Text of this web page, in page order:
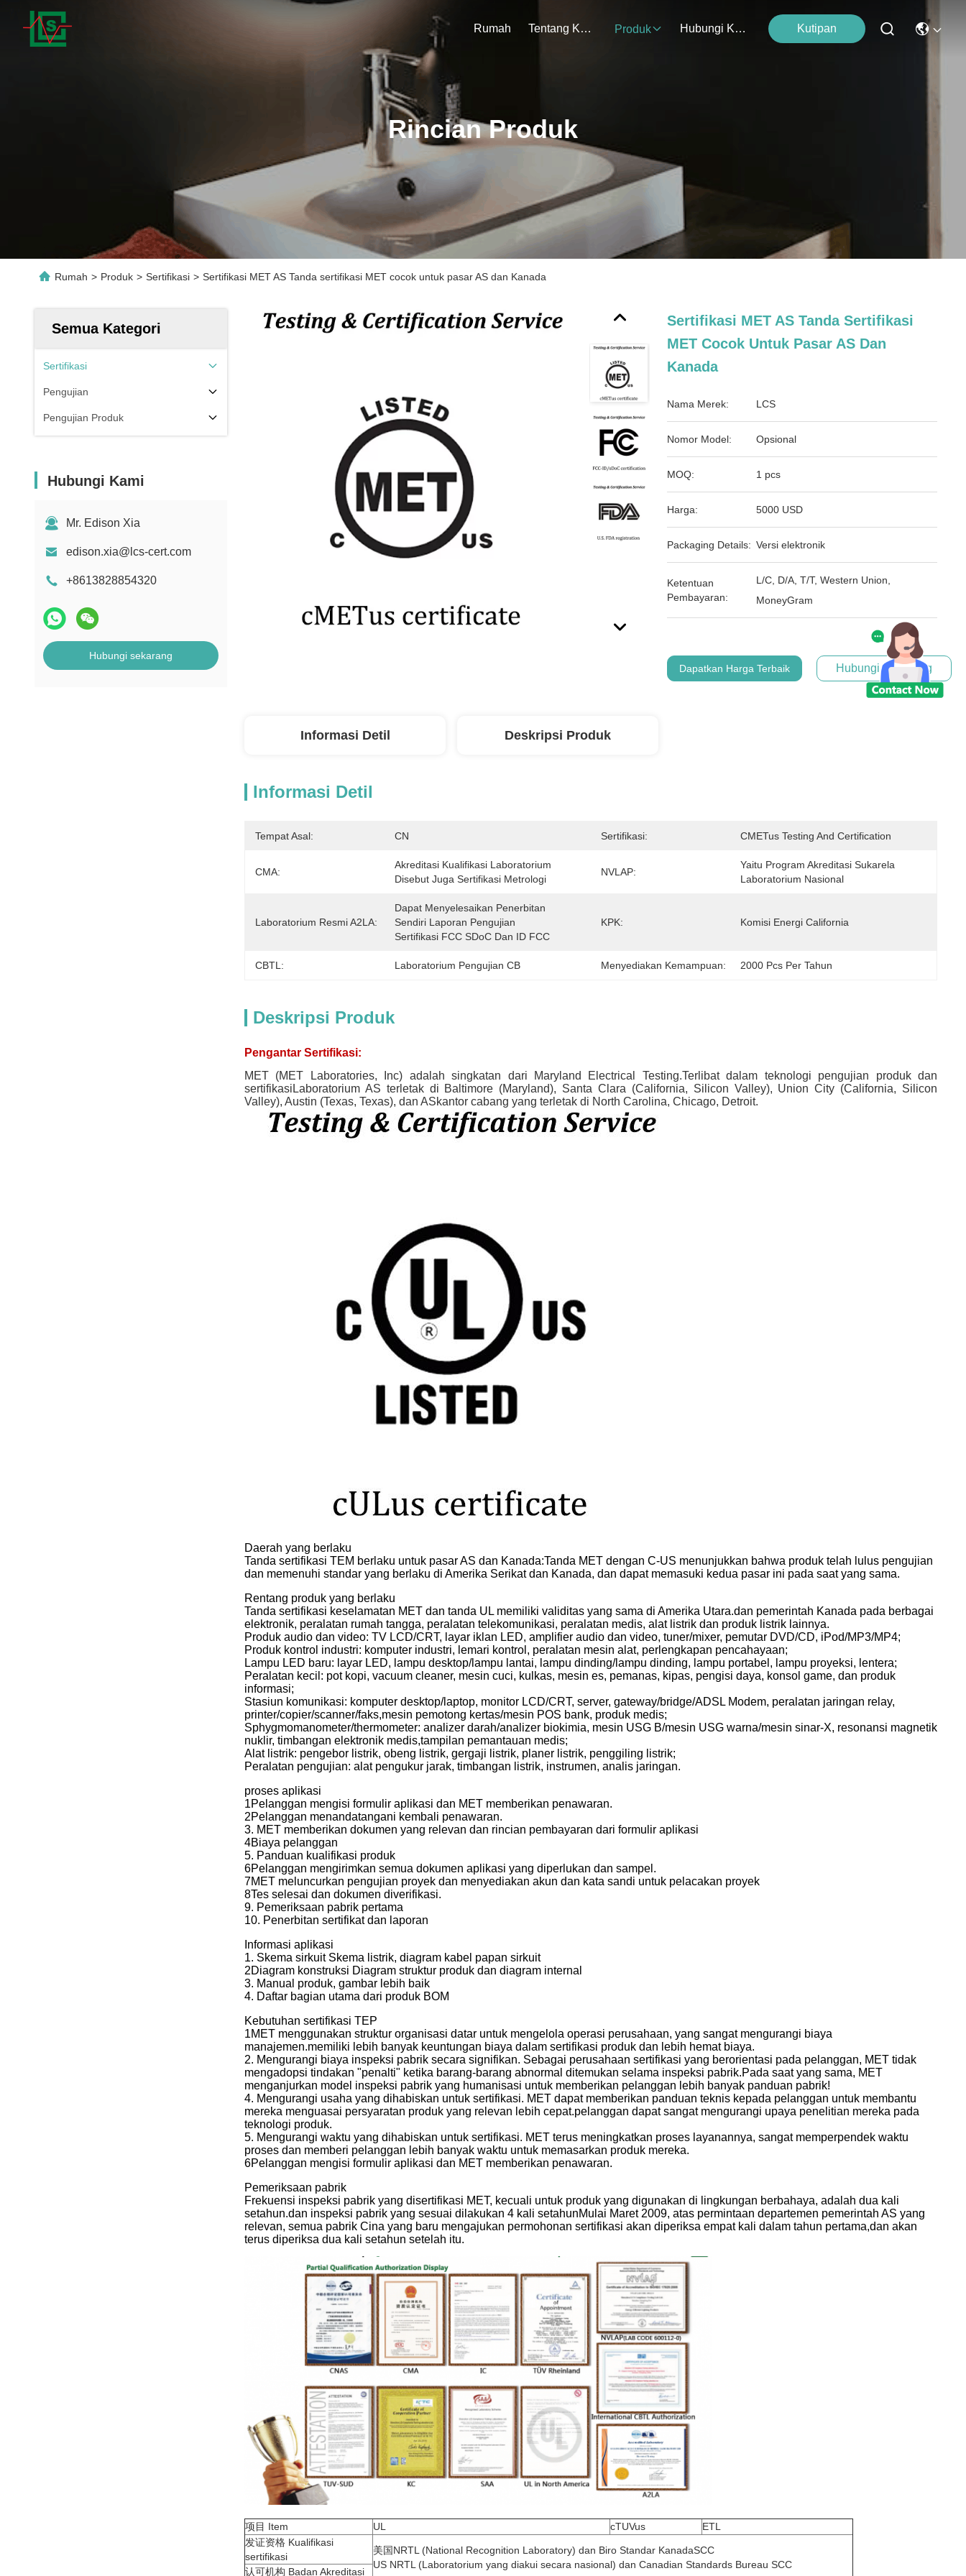
Rumah Tentang Kami Produk Hubungi Kami Kutipan
Rincian Produk
Rumah > Produk > Sertifikasi > Sertifikasi MET AS Tanda sertifikasi MET cocok untuk pasar AS dan Kanada
Semua Kategori
Sertifikasi
Pengujian
Pengujian Produk
Hubungi Kami
Mr. Edison Xia
edison.xia@lcs-cert.com
+8613828854320
Hubungi sekarang
Sertifikasi MET AS Tanda Sertifikasi
MET Cocok Untuk Pasar AS Dan
Kanada
Nama Merek: LCS
Nomor Model: Opsional
MOQ: 1 pcs
Harga: 5000 USD
Packaging Details: Versi elektronik
Ketentuan
Pembayaran:
L/C, D/A, T/T, Western Union,
MoneyGram
Dapatkan Harga Terbaik Hubungi Sekarang
Informasi Detil Deskripsi Produk
Informasi Detil
Tempat Asal: CN Sertifikasi: CMETus Testing And Certification
CMA:
Akreditasi Kualifikasi Laboratorium
Disebut Juga Sertifikasi Metrologi
NVLAP:
Yaitu Program Akreditasi Sukarela
Laboratorium Nasional
Laboratorium Resmi A2LA:
Dapat Menyelesaikan Penerbitan
Sendiri Laporan Pengujian
Sertifikasi FCC SDoC Dan ID FCC
KPK: Komisi Energi California
CBTL: Laboratorium Pengujian CB Menyediakan Kemampuan: 2000 Pcs Per Tahun
Deskripsi Produk
Pengantar Sertifikasi:
MET (MET Laboratories, Inc) adalah singkatan dari Maryland Electrical Testing.Terlibat dalam teknologi pengujian produk dan
sertifikasiLaboratorium AS terletak di Baltimore (Maryland), Santa Clara (California, Silicon Valley), Union City (California, Silicon
Valley), Austin (Texas, Texas), dan ASkantor cabang yang terletak di North Carolina, Chicago, Detroit.
Daerah yang berlaku
Tanda sertifikasi TEM berlaku untuk pasar AS dan Kanada:Tanda MET dengan C-US menunjukkan bahwa produk telah lulus pengujian
dan memenuhi standar yang berlaku di Amerika Serikat dan Kanada, dan dapat memasuki kedua pasar ini pada saat yang sama.
Rentang produk yang berlaku
Tanda sertifikasi keselamatan MET dan tanda UL memiliki validitas yang sama di Amerika Utara.dan pemerintah Kanada pada berbagai
elektronik, peralatan rumah tangga, peralatan telekomunikasi, peralatan medis, alat listrik dan produk listrik lainnya.
Produk audio dan video: TV LCD/CRT, layar iklan LED, amplifier audio dan video, tuner/mixer, pemutar DVD/CD, iPod/MP3/MP4;
Produk kontrol industri: komputer industri, lemari kontrol, peralatan mesin alat, perlengkapan pencahayaan;
Lampu LED baru: layar LED, lampu desktop/lampu lantai, lampu dinding/lampu dinding, lampu portabel, lampu proyeksi, lentera;
Peralatan kecil: pot kopi, vacuum cleaner, mesin cuci, kulkas, mesin es, pemanas, kipas, pengisi daya, konsol game, dan produk
informasi;
Stasiun komunikasi: komputer desktop/laptop, monitor LCD/CRT, server, gateway/bridge/ADSL Modem, peralatan jaringan relay,
printer/copier/scanner/faks,mesin pemotong kertas/mesin POS bank, produk medis;
Sphygmomanometer/thermometer: analizer darah/analizer biokimia, mesin USG B/mesin USG warna/mesin sinar-X, resonansi magnetik
nuklir, timbangan elektronik medis,tampilan pemantauan medis;
Alat listrik: pengebor listrik, obeng listrik, gergaji listrik, planer listrik, penggiling listrik;
Peralatan pengujian: alat pengukur jarak, timbangan listrik, instrumen, analis jaringan.
proses aplikasi
1Pelanggan mengisi formulir aplikasi dan MET memberikan penawaran.
2Pelanggan menandatangani kembali penawaran.
3. MET memberikan dokumen yang relevan dan rincian pembayaran dari formulir aplikasi
4Biaya pelanggan
5. Panduan kualifikasi produk
6Pelanggan mengirimkan semua dokumen aplikasi yang diperlukan dan sampel.
7MET meluncurkan pengujian proyek dan menyediakan akun dan kata sandi untuk pelacakan proyek
8Tes selesai dan dokumen diverifikasi.
9. Pemeriksaan pabrik pertama
10. Penerbitan sertifikat dan laporan
Informasi aplikasi
1. Skema sirkuit Skema listrik, diagram kabel papan sirkuit
2Diagram konstruksi Diagram struktur produk dan diagram internal
3. Manual produk, gambar lebih baik
4. Daftar bagian utama dari produk BOM
Kebutuhan sertifikasi TEP
1MET menggunakan struktur organisasi datar untuk mengelola operasi perusahaan, yang sangat mengurangi biaya
manajemen.memiliki lebih banyak keuntungan biaya dalam sertifikasi produk dan lebih hemat biaya.
2. Mengurangi biaya inspeksi pabrik secara signifikan. Sebagai perusahaan sertifikasi yang berorientasi pada pelanggan, MET tidak
mengadopsi tindakan "penalti" ketika barang-barang abnormal ditemukan selama inspeksi pabrik.Pada saat yang sama, MET
menganjurkan model inspeksi pabrik yang humanisasi untuk memberikan pelanggan lebih banyak panduan pabrik!
4. Mengurangi usaha yang dihabiskan untuk sertifikasi. MET dapat memberikan panduan teknis kepada pelanggan untuk membantu
mereka menguasai persyaratan produk yang relevan lebih cepat.pelanggan dapat sangat mengurangi upaya penelitian mereka pada
teknologi produk.
5. Mengurangi waktu yang dihabiskan untuk sertifikasi. MET terus meningkatkan proses layanannya, sangat memperpendek waktu
proses dan memberi pelanggan lebih banyak waktu untuk memasarkan produk mereka.
6Pelanggan mengisi formulir aplikasi dan MET memberikan penawaran.
Pemeriksaan pabrik
Frekuensi inspeksi pabrik yang disertifikasi MET, kecuali untuk produk yang digunakan di lingkungan berbahaya, adalah dua kali
setahun.dan inspeksi pabrik yang sesuai dilakukan 4 kali setahunMulai Maret 2009, atas permintaan departemen pemerintah AS yang
relevan, semua pabrik Cina yang baru mengajukan permohonan sertifikasi akan diperiksa empat kali dalam tahun pertama,dan akan
terus diperiksa dua kali setahun setelah itu.
项目 Item UL cTUVus
ETL
发证资格 Kualifikasi
sertifikasi
美国NRTL (National Recognition Laboratory) dan Biro Standar KanadaSCC
US NRTL (Laboratorium yang diakui secara nasional) dan Canadian Standards Bureau SCC
认可机构 Badan Akreditasi